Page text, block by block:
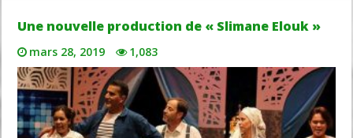
Une nouvelle production de « Slimane Elouk »
mars 28, 2019 1,083